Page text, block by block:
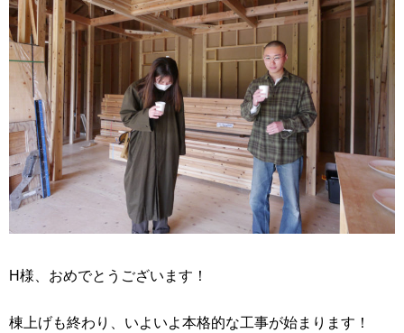
H様、おめでとうございます！
棟上げも終わり、いよいよ本格的な工事が始まります！